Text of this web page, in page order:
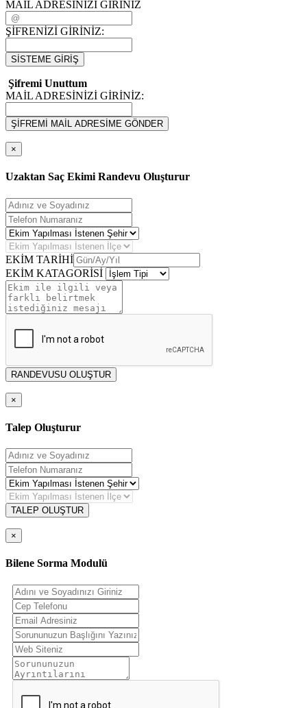
MAİL ADRESİNİZİ GİRİNİZ
ŞİFRENİZİ GİRİNİZ:
SİSTEME GİRİŞ
Şifremi Unuttum
MAİL ADRESİNİZİ GİRİNİZ:
ŞİFREMİ MAİL ADRESİME GÖNDER
×
Uzaktan Saç Ekimi Randevu Oluşturur
EKİM TARİHİ
EKİM KATAGORİSİ
RANDEVUSU OLUŞTUR
×
Talep Oluşturur
TALEP OLUŞTUR
×
Bilene Sorma Modulü